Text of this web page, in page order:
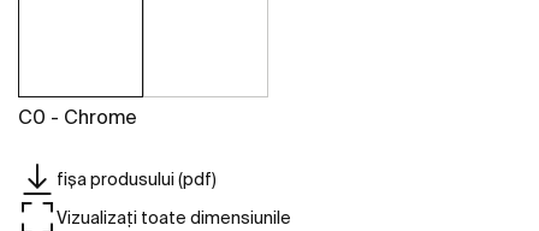
C0 - Chrome
fișa produsului (pdf)
Vizualizați toate dimensiunile